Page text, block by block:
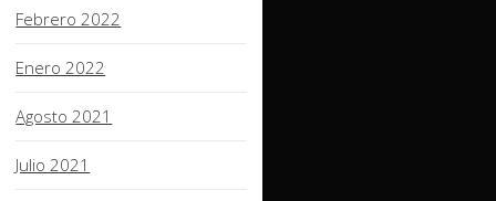
Febrero 2022
Enero 2022
Agosto 2021
Julio 2021